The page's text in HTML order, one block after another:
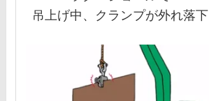
吊上げ中、クランプが外れ落下